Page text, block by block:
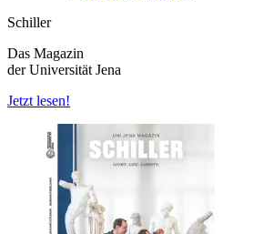
Schiller
Das Magazin
der Universität Jena
Jetzt lesen!